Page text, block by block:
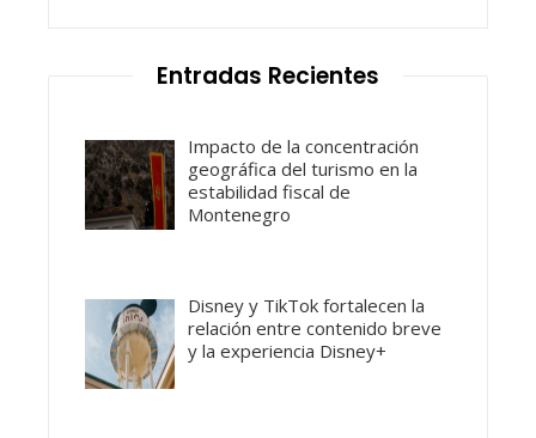
Entradas Recientes
Impacto de la concentración
geográfica del turismo en la
estabilidad fiscal de
Montenegro
Disney y TikTok fortalecen la
relación entre contenido breve
y la experiencia Disney+